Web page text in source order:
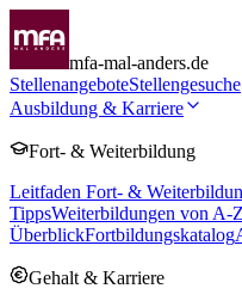
mfa-mal-anders.de
StellenangeboteStellengesuche
Ausbildung & Karriere
Fort- & Weiterbildung
Leitfaden Fort- &
TippsWeiterbildungen von A-Z
ÜberblickFortbildungskatalog
Gehalt & Karriere